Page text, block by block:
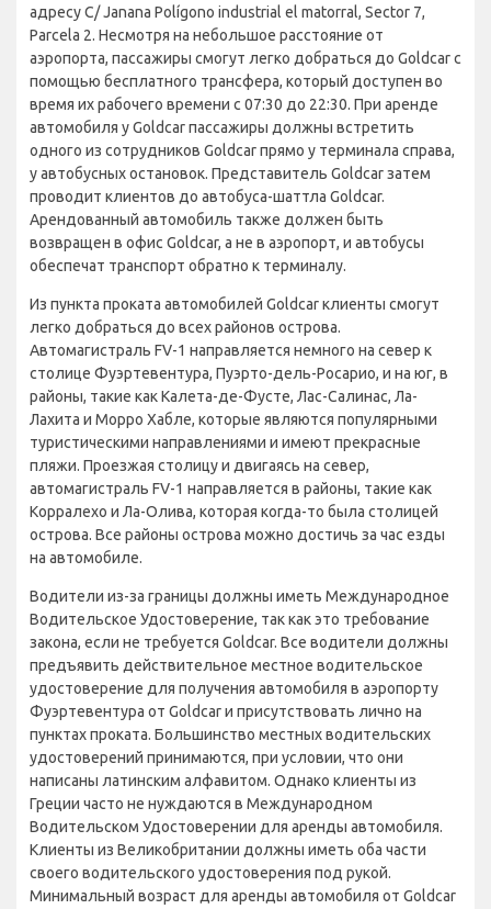
адресу C/ Janana Polígono industrial el matorral, Sector 7,
Parcela 2. Несмотря на небольшое расстояние от
аэропорта, пассажиры смогут легко добраться до Goldcar с
помощью бесплатного трансфера, который доступен во
время их рабочего времени с 07:30 до 22:30. При аренде
автомобиля у Goldcar пассажиры должны встретить
одного из сотрудников Goldcar прямо у терминала справа,
у автобусных остановок. Представитель Goldcar затем
проводит клиентов до автобуса-шаттла Goldcar.
Арендованный автомобиль также должен быть
возвращен в офис Goldcar, а не в аэропорт, и автобусы
обеспечат транспорт обратно к терминалу.
Из пункта проката автомобилей Goldcar клиенты смогут
легко добраться до всех районов острова.
Автомагистраль FV-1 направляется немного на север к
столице Фуэртевентура, Пуэрто-дель-Росарио, и на юг, в
районы, такие как Калета-де-Фусте, Лас-Салинас, Ла-
Лахита и Морро Хабле, которые являются популярными
туристическими направлениями и имеют прекрасные
пляжи. Проезжая столицу и двигаясь на север,
автомагистраль FV-1 направляется в районы, такие как
Корралехо и Ла-Олива, которая когда-то была столицей
острова. Все районы острова можно достичь за час езды
на автомобиле.
Водители из-за границы должны иметь Международное
Водительское Удостоверение, так как это требование
закона, если не требуется Goldcar. Все водители должны
предъявить действительное местное водительское
удостоверение для получения автомобиля в аэропорту
Фуэртевентура от Goldcar и присутствовать лично на
пунктах проката. Большинство местных водительских
удостоверений принимаются, при условии, что они
написаны латинским алфавитом. Однако клиенты из
Греции часто не нуждаются в Международном
Водительском Удостоверении для аренды автомобиля.
Клиенты из Великобритании должны иметь оба части
своего водительского удостоверения под рукой.
Минимальный возраст для аренды автомобиля от Goldcar